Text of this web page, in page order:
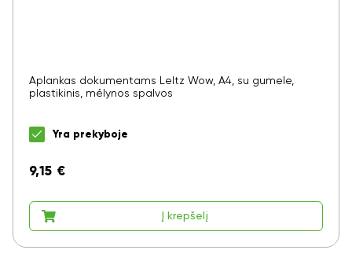
Aplankas dokumentams LeItz Wow, A4, su gumele,
plastikinis, mėlynos spalvos
Yra prekyboje
9,15 €
Į krepšelį